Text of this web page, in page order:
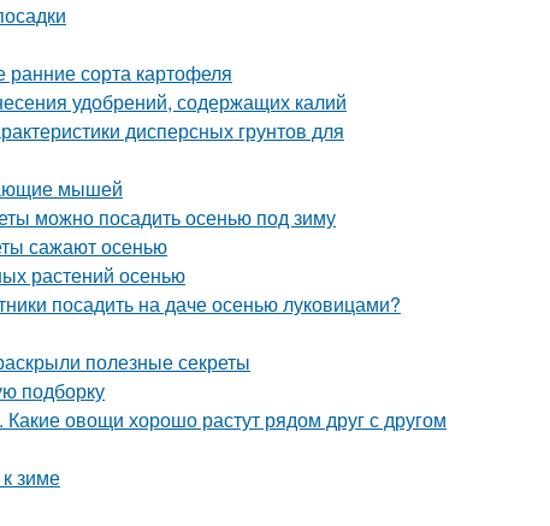
сорта картофеля
удобрений, содержащих калий
дисперсных грунтов для
мышей
можно посадить осенью под зиму
сажают осенью
растений осенью
посадить на даче осенью луковицами?
полезные секреты
подборку
овощи хорошо растут рядом друг с другом
зиме